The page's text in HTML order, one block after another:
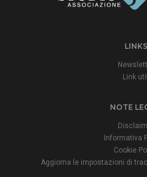
LINKS
Link
NOTE
Informativa
Cookie
Aggiorna le impostazioni di